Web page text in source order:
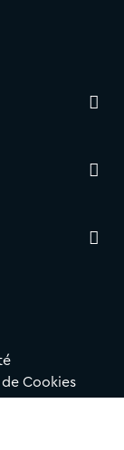
Cookies